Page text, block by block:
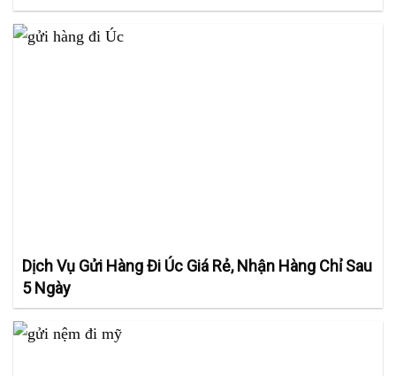
Dịch Vụ Gửi Hàng Đi Úc Giá Rẻ, Nhận Hàng Chỉ Sau
5 Ngày